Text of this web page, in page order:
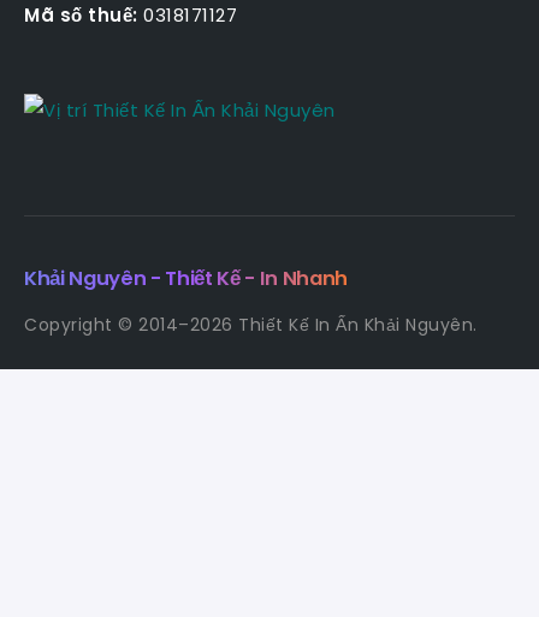
Mã số thuế: 0318171127
Khải Nguyên - Thiết Kế - In Nhanh
Copyright © 2014–2026 Thiết Kế In Ấn Khải Nguyên.